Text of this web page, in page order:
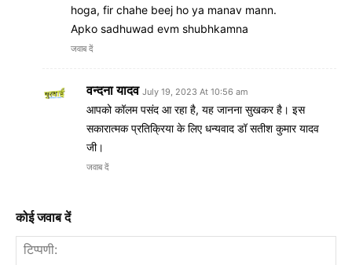
hoga, fir chahe beej ho ya manav mann.
Apko sadhuwad evm shubhkamna
जवाब दें
वन्दना यादव July 19, 2023 At 10:56 am
आपको कॉलम पसंद आ रहा है, यह जानना सुखकर है। इस
सकारात्मक प्रतिक्रिया के लिए धन्यवाद डॉ सतीश कुमार यादव
जी।
जवाब दें
कोई जवाब दें